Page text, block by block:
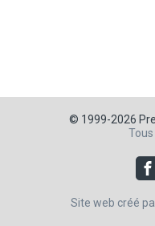
© 1999-2026
Site web créé